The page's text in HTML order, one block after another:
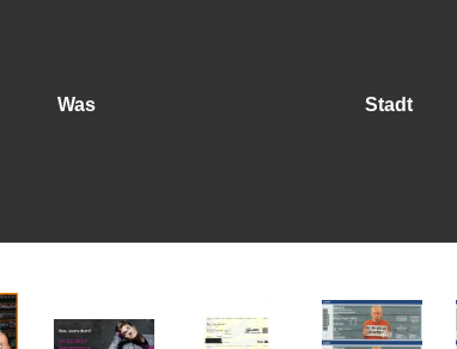
Was Stadt